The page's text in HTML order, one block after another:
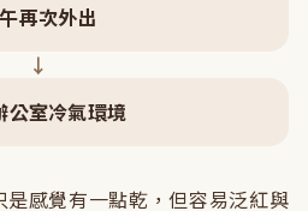
再次外出
公室冷氣環境
感覺有一點乾，但容易泛紅與